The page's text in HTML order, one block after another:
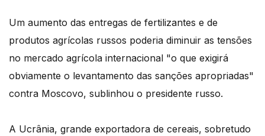
Um aumento das entregas de fertilizantes e de
produtos agrícolas russos poderia diminuir as tensões
no mercado agrícola internacional "o que exigirá
obviamente o levantamento das sanções apropriadas"
contra Moscovo, sublinhou o presidente russo.
A Ucrânia, grande exportadora de cereais, sobretudo